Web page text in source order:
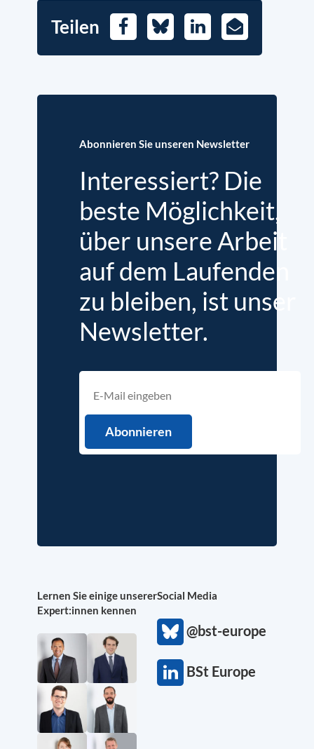
Teilen FacebookBlueskyLinkedIn
E-
Mail
Abonnieren Sie unseren Newsletter
Interessiert? Die
beste Möglichkeit,
über unsere Arbeit
auf dem Laufenden
zu bleiben, ist unser
Newsletter.
Lernen Sie einige unserer
Expert:innen kennen
Social Media
@bst-europe
BSt Europe